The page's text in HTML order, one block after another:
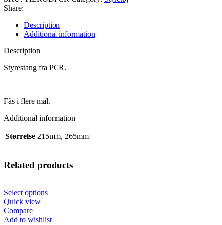
Share:
Description
Additional information
Description
Styrestang fra PCR.
Fås i flere mål.
Additional information
Størrelse 215mm, 265mm
Related products
Select options
Quick view
Compare
Add to wishlist